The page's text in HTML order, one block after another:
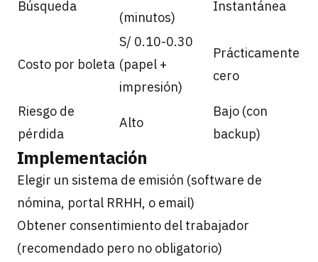
Búsqueda
(minutos)
Instantánea
Costo por boleta
S/ 0.10-0.30
(papel +
impresión)
Prácticamente
cero
Riesgo de
pérdida
Alto
Bajo (con
backup)
Implementación
Elegir un sistema de emisión (software de
nómina, portal RRHH, o email)
Obtener consentimiento del trabajador
(recomendado pero no obligatorio)